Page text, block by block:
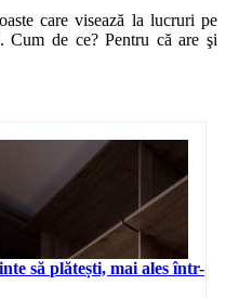
care visează la lucruri pe
Cum de ce? Pentru că are şi
să plătești, mai ales într-